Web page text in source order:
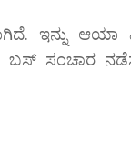
ಇನ್ನು ಆಯಾ
ಬಸ್ ಸಂಚಾರ